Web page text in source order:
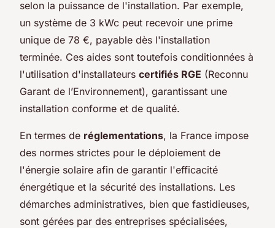
selon la puissance de l'installation. Par exemple,
un système de 3 kWc peut recevoir une prime
unique de 78 €, payable dès l'installation
terminée. Ces aides sont toutefois conditionnées à
l'utilisation d'installateurs certifiés RGE (Reconnu
Garant de l’Environnement), garantissant une
installation conforme et de qualité.
En termes de réglementations, la France impose
des normes strictes pour le déploiement de
l'énergie solaire afin de garantir l'efficacité
énergétique et la sécurité des installations. Les
démarches administratives, bien que fastidieuses,
sont gérées par des entreprises spécialisées,